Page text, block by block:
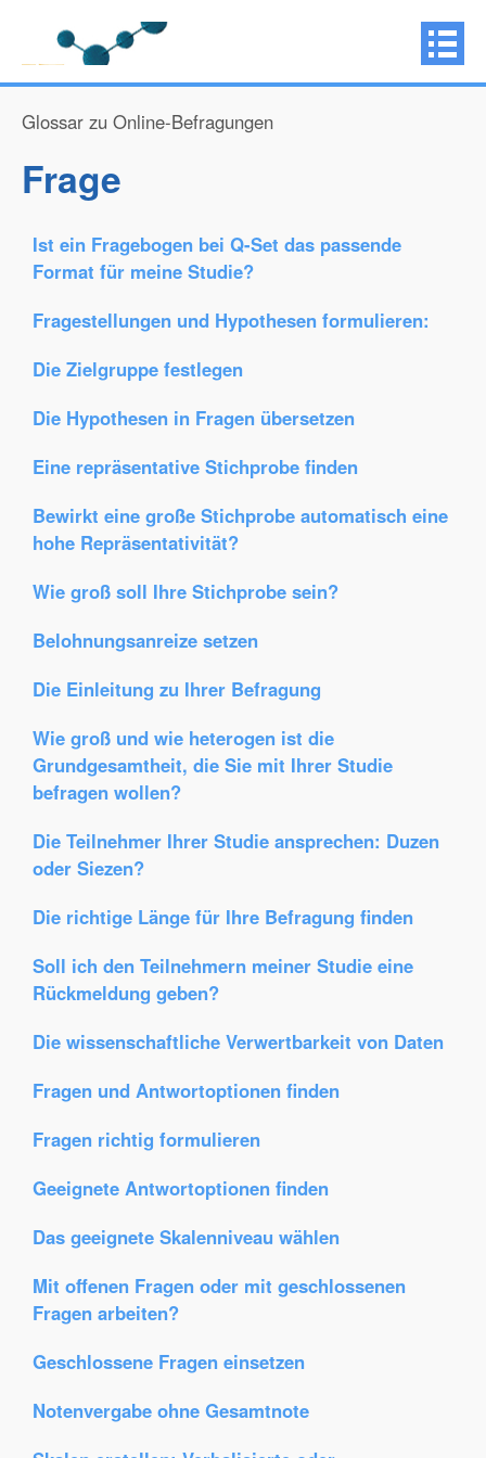
Glossar zu Online-Befragungen
Frage
Ist ein Fragebogen bei Q-Set das passende
Format für meine Studie?
Fragestellungen und Hypothesen formulieren:
Die Zielgruppe festlegen
Die Hypothesen in Fragen übersetzen
Eine repräsentative Stichprobe finden
Bewirkt eine große Stichprobe automatisch eine
hohe Repräsentativität?
Wie groß soll Ihre Stichprobe sein?
Belohnungsanreize setzen
Die Einleitung zu Ihrer Befragung
Wie groß und wie heterogen ist die
Grundgesamtheit, die Sie mit Ihrer Studie
befragen wollen?
Die Teilnehmer Ihrer Studie ansprechen: Duzen
oder Siezen?
Die richtige Länge für Ihre Befragung finden
Soll ich den Teilnehmern meiner Studie eine
Rückmeldung geben?
Die wissenschaftliche Verwertbarkeit von Daten
Fragen und Antwortoptionen finden
Fragen richtig formulieren
Geeignete Antwortoptionen finden
Das geeignete Skalenniveau wählen
Mit offenen Fragen oder mit geschlossenen
Fragen arbeiten?
Geschlossene Fragen einsetzen
Notenvergabe ohne Gesamtnote